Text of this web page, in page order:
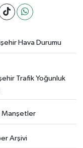
Hava Durumu
Trafik Yoğunluk
Manşetler
Arşivi